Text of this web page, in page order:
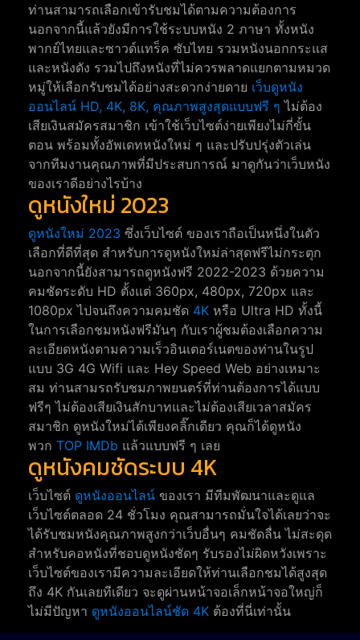
ท่านสามารถเลือกเข้ารับชมได้ตามความต้องการ
นอกจากนี้แล้วยังมีการใช้ระบบหนัง 2 ภาษา ทั้งหนัง
พากย์ไทยและซาวด์แทร็ค ซับไทย รวมหนังนอกกระแส
และหนังดัง รวมไปถึงหนังที่ไม่ควรพลาดแยกตามหมวด
หมู่ให้เลือกรับชมได้อย่างสะดวกง่ายดาย เว็บดูหนัง
ออนไลน์ HD, 4K, 8K, คุณภาพสูงสุดแบบฟรี ๆ ไม่ต้อง
เสียเงินสมัครสมาชิก เข้าใช้เว็บไซต์ง่ายเพียงไม่กี่ขั้น
ตอน พร้อมทั้งอัพเดทหนังใหม่ ๆ และปรับปรุ่งตัวเล่น
จากทีมงานคุณภาพที่มีประสบการณ์ มาดูกันว่าเว็บหนัง
ของเราดีอย่างไรบ้าง
ดูหนังใหม่ 2023
ดูหนังใหม่ 2023 ซึ่งเว็บไซต์ ของเราถือเป็นหนึ่งในตัว
เลือกที่ดีที่สุด สำหรับการดูหนังใหม่ล่าสุดฟรีไม่กระตุก
นอกจากนี้ยังสามารถดูหนังฟรี 2022-2023 ด้วยความ
คมชัดระดับ HD ตั้งแต่ 360px, 480px, 720px และ
1080px ไปจนถึงความคมชัด 4K หรือ Ultra HD ทั้งนี้
ในการเลือกชมหนังฟรีมันๆ กับเราผู้ชมต้องเลือกความ
ละเอียดหนังตามความเร็วอินเตอร์เนตของท่านในรูป
แบบ 3G 4G Wifi และ Hey Speed Web อย่างเหมาะ
สม ท่านสามรถรับชมภาพยนตร์ที่ท่านต้องการได้แบบ
ฟรีๆ ไม่ต้องเสียเงินสักบาทและไม่ต้องเสียเวลาสมัคร
สมาชิก ดูหนังใหม่ได้เพียงคลิ๊กเดียว คุณก็ได้ดูหนัง
พวก TOP IMDb แล้วแบบฟรี ๆ เลย
ดูหนังคมชัดระบบ 4K
เว็บไซต์ ดูหนังออนไลน์ ของเรา มีทีมพัฒนาและดูแล
เว็บไซต์ตลอด 24 ชั่วโมง คุณสามารถมั่นใจได้เลยว่าจะ
ได้รับชมหนังคุณภาพสูงกว่าเว็บอื่นๆ คมชัดลื่น ไม่สะดุด
สำหรับคอหนังที่ชอบดูหนังชัดๆ รับรองไม่ผิดหวังเพราะ
เว็บไซต์ของเรามีความละเอียดให้ท่านเลือกชมได้สูงสุด
ถึง 4K กันเลยทีเดียว จะดูผ่านหน้าจอเล็กหน้าจอใหญ่ก็
ไม่มีปัญหา ดูหนังออนไลน์ชัด 4K ต้องที่นี่เท่านั้น